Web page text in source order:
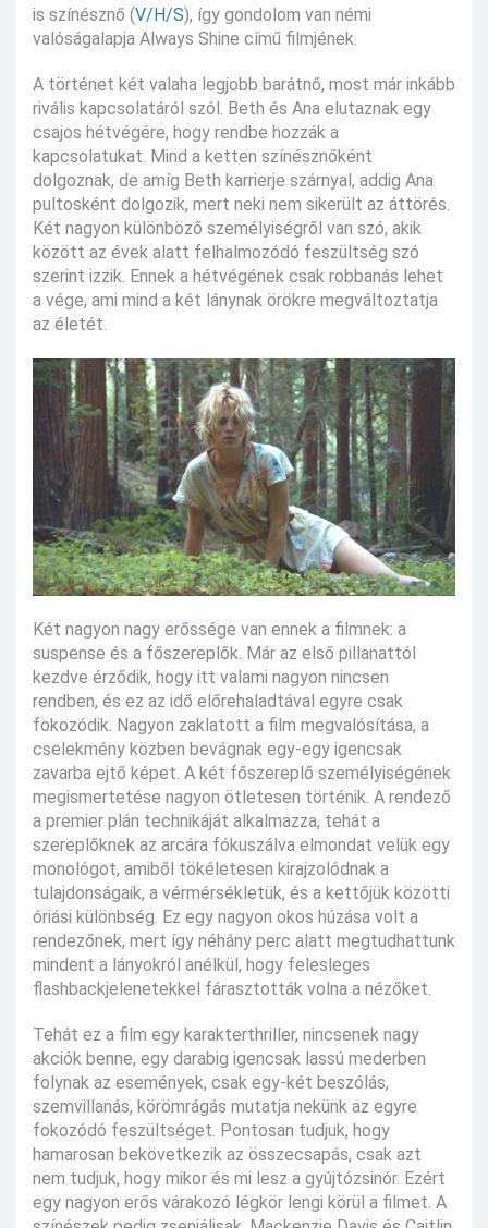
is színésznő (V/H/S), így gondolom van némi
valóságalapja Always Shine című filmjének.
A történet két valaha legjobb barátnő, most már inkább
rivális kapcsolatáról szól. Beth és Ana elutaznak egy
csajos hétvégére, hogy rendbe hozzák a
kapcsolatukat. Mind a ketten színésznőként
dolgoznak, de amíg Beth karrierje szárnyal, addig Ana
pultosként dolgozik, mert neki nem sikerült az áttörés.
Két nagyon különböző személyiségről van szó, akik
között az évek alatt felhalmozódó feszültség szó
szerint izzik. Ennek a hétvégének csak robbanás lehet
a vége, ami mind a két lánynak örökre megváltoztatja
az életét.
Két nagyon nagy erőssége van ennek a filmnek: a
suspense és a főszereplők. Már az első pillanattól
kezdve érződik, hogy itt valami nagyon nincsen
rendben, és ez az idő előrehaladtával egyre csak
fokozódik. Nagyon zaklatott a film megvalósítása, a
cselekmény közben bevágnak egy-egy igencsak
zavarba ejtő képet. A két főszereplő személyiségének
megismertetése nagyon ötletesen történik. A rendező
a premier plán technikáját alkalmazza, tehát a
szereplőknek az arcára fókuszálva elmondat velük egy
monológot, amiből tökéletesen kirajzolódnak a
tulajdonságaik, a vérmérsékletük, és a kettőjük közötti
óriási különbség. Ez egy nagyon okos húzása volt a
rendezőnek, mert így néhány perc alatt megtudhattunk
mindent a lányokról anélkül, hogy felesleges
flashbackjelenetekkel fárasztották volna a nézőket.
Tehát ez a film egy karakterthriller, nincsenek nagy
akciók benne, egy darabig igencsak lassú mederben
folynak az események, csak egy-két beszólás,
szemvillanás, körömrágás mutatja nekünk az egyre
fokozódó feszültséget. Pontosan tudjuk, hogy
hamarosan bekövetkezik az összecsapás, csak azt
nem tudjuk, hogy mikor és mi lesz a gyújtózsinór. Ezért
egy nagyon erős várakozó légkör lengi körül a filmet. A